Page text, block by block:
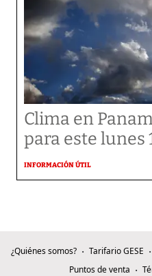
Clima en
para este lunes
INFORMACIÓN ÚTIL
¿Quiénes somos? Tarifario GESE
Puntos de venta